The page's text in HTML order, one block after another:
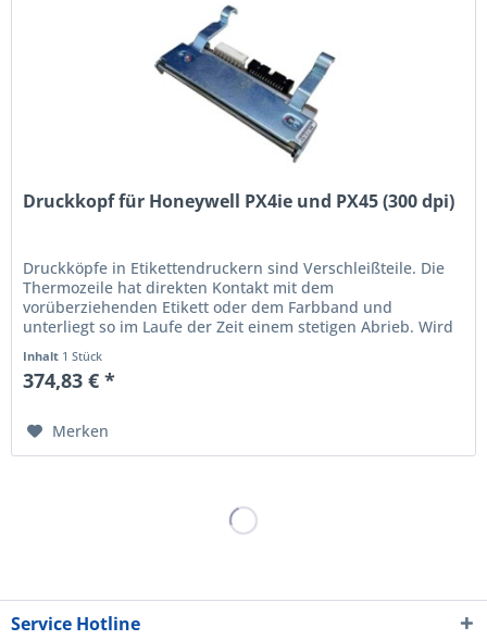
Druckkopf für Honeywell PX4ie und PX45 (300 dpi)
Druckköpfe in Etikettendruckern sind Verschleißteile. Die
Thermo­zeile hat direkten Kontakt mit dem
vorüberziehenden Etikett oder dem Farbband und
unterliegt so im Laufe der Zeit einem stetigen Abrieb. Wird
Inhalt 1 Stück
374,83 € *
Merken
Service Hotline